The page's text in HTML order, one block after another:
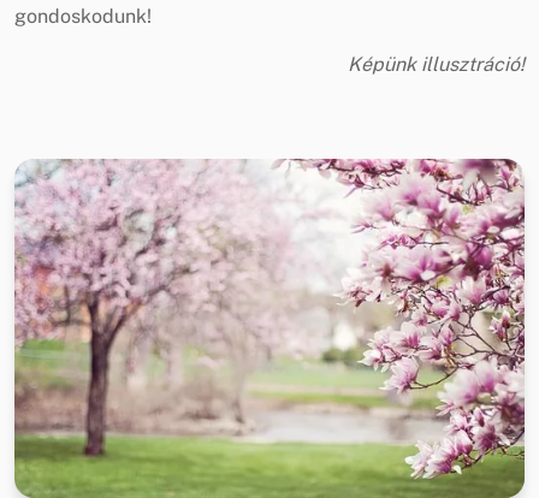
gondoskodunk!
Képünk illusztráció!